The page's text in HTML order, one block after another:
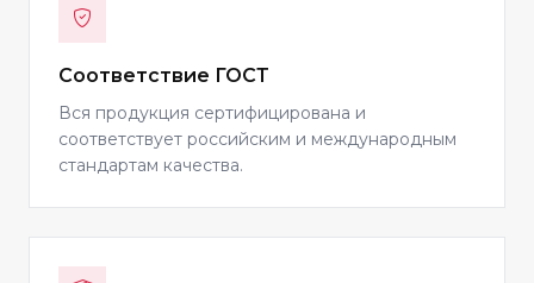
Соответствие ГОСТ
Вся продукция сертифицирована и
соответствует российским и международным
стандартам качества.